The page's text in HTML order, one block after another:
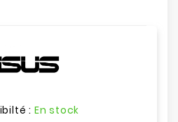
: En stock